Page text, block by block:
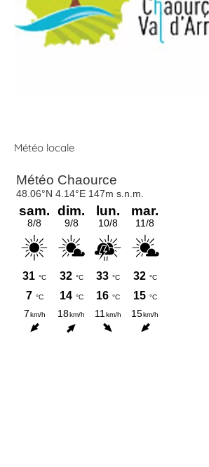
Météo locale